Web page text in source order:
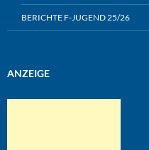
BERICHTE F-JUGEND 25/26
ANZEIGE